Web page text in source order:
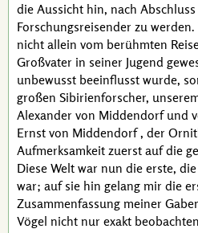
die Aussicht hin, nach
Forschungsreisender zu
nicht allein vom berühmten
Großvater in seiner Jugend
unbewusst beeinflusst wurde,
großen Sibirienforscher,
Alexander von Middendorfund
Ernst von Middendorf, der
Aufmerksamkeit zuerst auf die
Diese Welt war nun die erste,
war; auf sie hin gelang mir die
Zusammenfassung meiner
Vögel nicht nur exakt